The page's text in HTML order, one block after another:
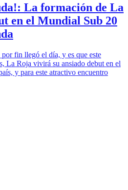
La formación de La
en el Mundial Sub 20
por fin llegó el día, y es que este
La Roja vivirá su ansiado debut en el
y para este atractivo encuentro